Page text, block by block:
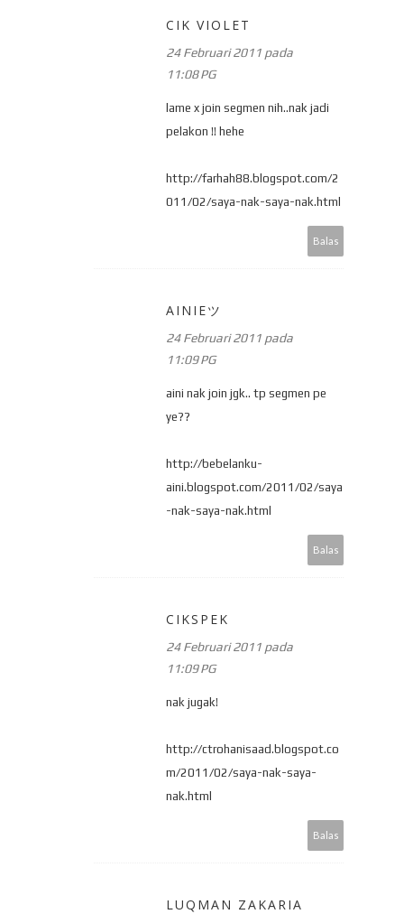
CIK VIOLET
24 Februari 2011 pada
11:08 PG
lame x join segmen nih..nak jadi
pelakon !! hehe
http://farhah88.blogspot.com/2
011/02/saya-nak-saya-nak.html
Balas
AINIEツ
24 Februari 2011 pada
11:09 PG
aini nak join jgk.. tp segmen pe
ye??
http://bebelanku-
aini.blogspot.com/2011/02/saya
-nak-saya-nak.html
Balas
CIKSPEK
24 Februari 2011 pada
11:09 PG
nak jugak!
http://ctrohanisaad.blogspot.co
m/2011/02/saya-nak-saya-
nak.html
Balas
LUQMAN ZAKARIA